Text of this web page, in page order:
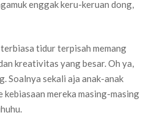
enggak keru-keruan dong,
tidur terpisah memang
kreativitas yang besar. Oh ya,
Soalnya sekali aja anak-anak
kebiasaan mereka masing-masing